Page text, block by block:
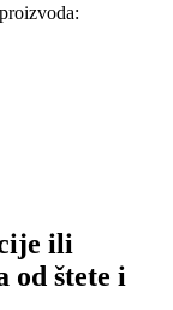
ili
od štete i